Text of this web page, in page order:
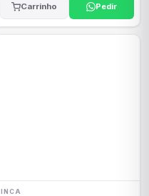
Carrinho Pedir
INCA